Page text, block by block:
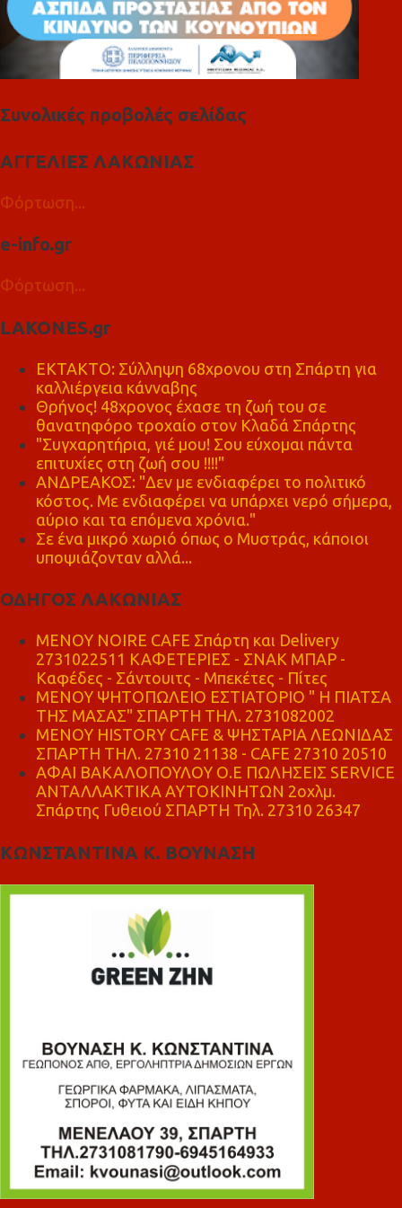
Συνολικές προβολές σελίδας
ΑΓΓΕΛΙΕΣ ΛΑΚΩΝΙΑΣ
Φόρτωση...
e-info.gr
Φόρτωση...
LAKONES.gr
ΕΚΤΑΚΤΟ: Σύλληψη 68χρονου στη Σπάρτη για
καλλιέργεια κάνναβης
Θρήνος! 48χρονος έχασε τη ζωή του σε
θανατηφόρο τροχαίο στον Κλαδά Σπάρτης
"Συγχαρητήρια, γιέ μου! Σου εύχομαι πάντα
επιτυχίες στη ζωή σου !!!!"
ΑΝΔΡΕΑΚΟΣ: "Δεν με ενδιαφέρει το πολιτικό
κόστος. Με ενδιαφέρει να υπάρχει νερό σήμερα,
αύριο και τα επόμενα χρόνια."
Σε ένα μικρό χωριό όπως ο Μυστράς, κάποιοι
υποψιάζονταν αλλά...
ΟΔΗΓΟΣ ΛΑΚΩΝΙΑΣ
MENOY NOIRE CAFE Σπάρτη και Delivery
2731022511 ΚΑΦΕΤΕΡΙΕΣ - ΣΝΑΚ ΜΠΑΡ -
Καφέδες - Σάντουιτς - Μπεκέτες - Πίτες
ΜΕΝΟΥ ΨΗΤΟΠΩΛΕΙΟ ΕΣΤΙΑΤΟΡΙΟ " Η ΠΙΑΤΣΑ
ΤΗΣ ΜΑΣΑΣ" ΣΠΑΡΤΗ ΤΗΛ. 2731082002
ΜΕΝΟΥ HISTORY CAFE & ΨΗΣΤΑΡΙΑ ΛΕΩΝΙΔΑΣ
ΣΠΑΡΤΗ ΤΗΛ. 27310 21138 - CAFE 27310 20510
ΑΦΑΙ ΒΑΚΑΛΟΠΟΥΛΟΥ Ο.Ε ΠΩΛΗΣΕΙΣ SERVICE
ΑΝΤΑΛΛΑΚΤΙΚΑ ΑΥΤΟΚΙΝΗΤΩΝ 2οχλμ.
Σπάρτης Γυθειού ΣΠΑΡΤΗ Τηλ. 27310 26347
ΚΩΝΣΤΑΝΤΙΝΑ Κ. ΒΟΥΝΑΣΗ